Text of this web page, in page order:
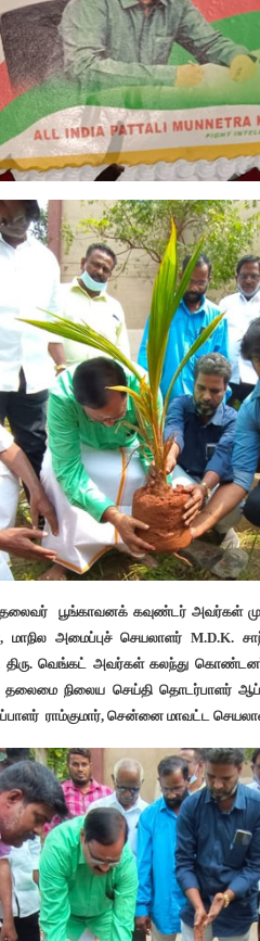
தலைவர் பூங்காவனக் கவுண்டர் அவர்கள்
மாநில அமைப்புச் செயலாளர் M.D.K.
திரு. வெங்கட் அவர்கள் கலந்து
நிலைய செய்தி தொடர்பாளர்
ராம்குமார், சென்னை மாவட்ட